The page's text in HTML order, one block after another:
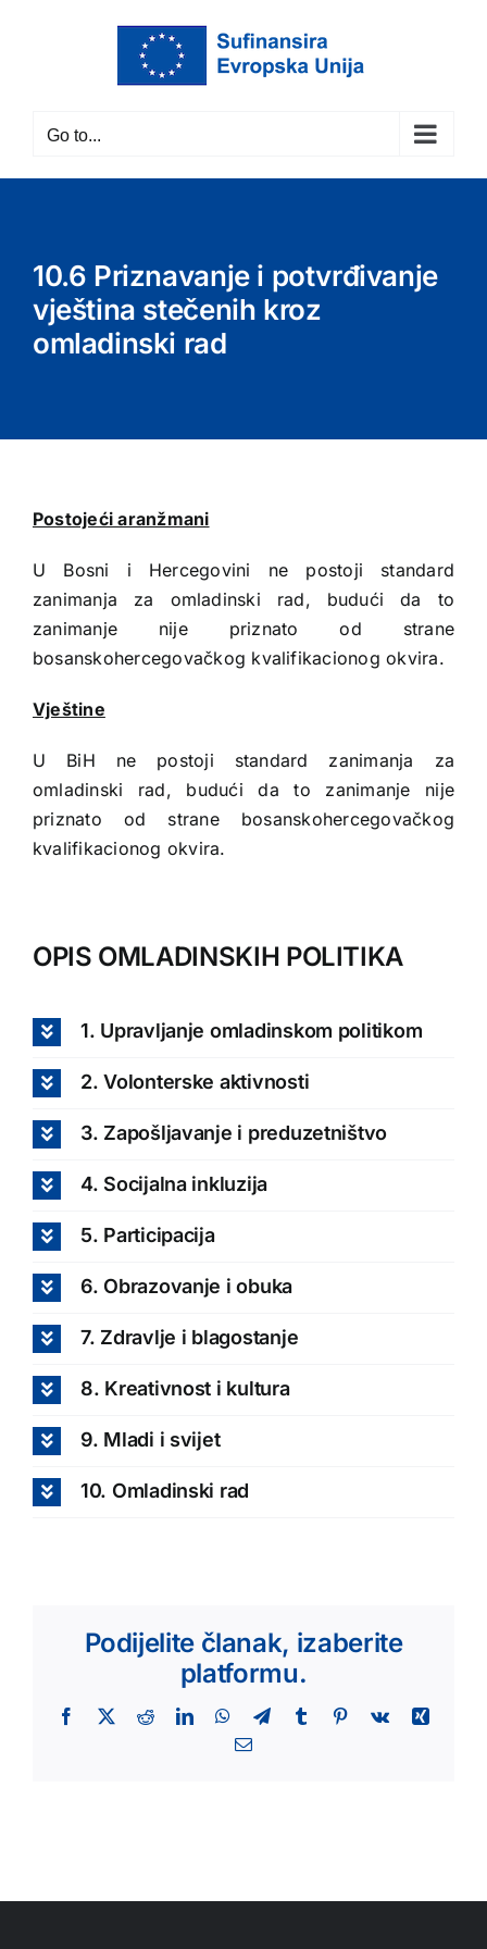
Go to...
10.6 Priznavanje i potvrđivanje
vještina stečenih kroz
omladinski rad
Postojeći aranžmani
U Bosni i Hercegovini ne postoji standard
zanimanja za omladinski rad, budući da to
zanimanje nije priznato od strane
bosanskohercegovačkog kvalifikacionog okvira.
Vještine
U BiH ne postoji standard zanimanja za
omladinski rad, budući da to zanimanje nije
priznato od strane bosanskohercegovačkog
kvalifikacionog okvira.
OPIS OMLADINSKIH POLITIKA
1. Upravljanje omladinskom politikom
2. Volonterske aktivnosti
3. Zapošljavanje i preduzetništvo
4. Socijalna inkluzija
5. Participacija
6. Obrazovanje i obuka
7. Zdravlje i blagostanje
8. Kreativnost i kultura
9. Mladi i svijet
10. Omladinski rad
Podijelite članak, izaberite
platformu.
Facebook
X RedditLinkedInWhatsApp
TelegramTumblr Pinterest
Vk
Xing
Email